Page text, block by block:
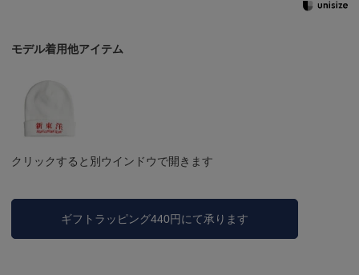
モデル着用他アイテム
クリックすると別ウインドウで開きます
ギフトラッピング440円にて承ります